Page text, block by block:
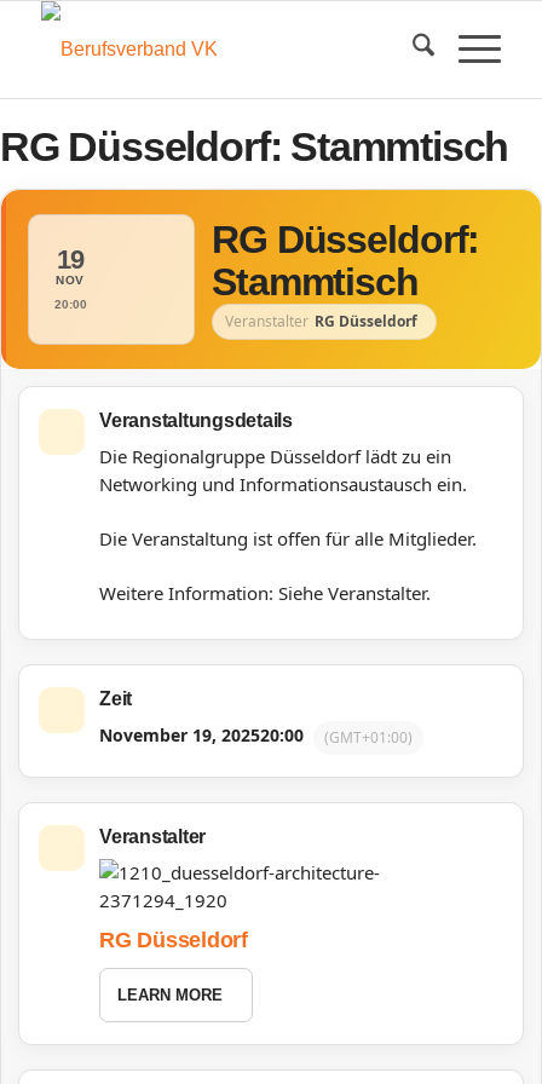
RG Düsseldorf: Stammtisch
19
NOV
20:00
RG Düsseldorf:
Stammtisch
Veranstalter RG Düsseldorf
Veranstaltungsdetails
Die Regionalgruppe Düsseldorf lädt zu ein
Networking und Informationsaustausch ein.
Die Veranstaltung ist offen für alle Mitglieder.
Weitere Information: Siehe Veranstalter.
Zeit
November 19, 202520:00 (GMT+01:00)
Veranstalter
RG Düsseldorf
LEARN MORE